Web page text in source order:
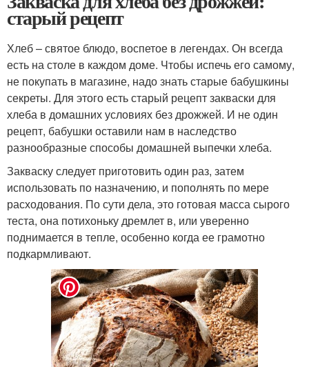
старый рецепт
Хлеб – святое блюдо, воспетое в легендах. Он всегда
есть на столе в каждом доме. Чтобы испечь его самому,
не покупать в магазине, надо знать старые бабушкины
секреты. Для этого есть старый рецепт закваски для
хлеба в домашних условиях без дрожжей. И не один
рецепт, бабушки оставили нам в наследство
разнообразные способы домашней выпечки хлеба.
Закваску следует приготовить один раз, затем
использовать по назначению, и пополнять по мере
расходования. По сути дела, это готовая масса сырого
теста, она потихоньку дремлет в, или уверенно
поднимается в тепле, особенно когда ее грамотно
подкармливают.